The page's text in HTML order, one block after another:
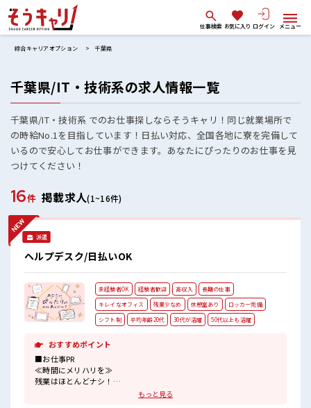
仕事検索 お気に入り ログイン メニュー
綜合キャリアオプション 千葉県
千葉県/IT・技術系の求人情報一覧
千葉県/IT・技術系 でのお仕事探しならそうキャリ！同じ就業場所で
の時給No.1を目指しています！日払い対応、全国各地に寮を完備して
いるので安心してお仕事ができます。あなたにぴったりのお仕事を見
つけてください！
16件 掲載求人(1~16件)
派遣
ヘルプデスク/日払いOK
未経験者OK 経験者歓迎 高収入
長期の仕事
キレイなオフィス
残業少なめ 休憩室あり
ロッカー完備
シフト制
平均年齢20代 30代が活躍 50代以上も活躍
おすすめポイント
■お仕事PR
≪時間にメリハリを≫
残業はほとんどナシ！
場合によってはお願いすることもあります♪
もっと見る